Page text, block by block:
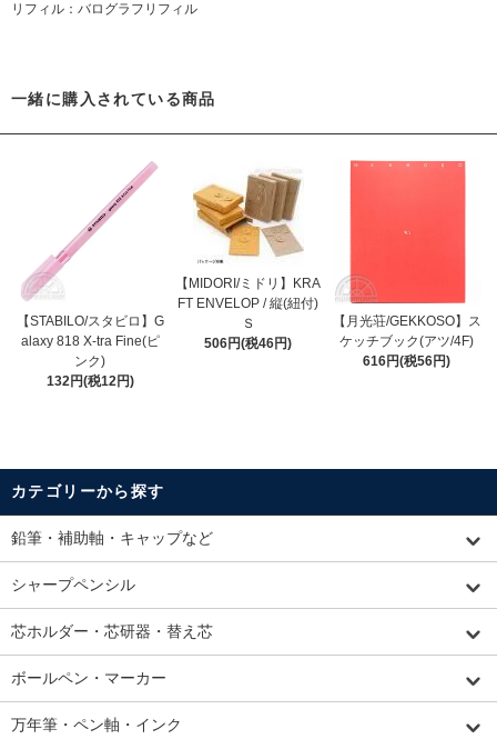
リフィル：バログラフリフィル
一緒に購入されている商品
【STABILO/スタビロ】G
alaxy 818 X-tra Fine(ピ
ンク)
132円(税12円)
【MIDORI/ミドリ】KRA
FT ENVELOP / 縦(紐付)
Ｓ
506円(税46円)
【月光荘/GEKKOSO】ス
ケッチブック(アツ/4F)
616円(税56円)
カテゴリーから探す
鉛筆・補助軸・キャップなど
シャープペンシル
芯ホルダー・芯研器・替え芯
ボールペン・マーカー
万年筆・ペン軸・インク